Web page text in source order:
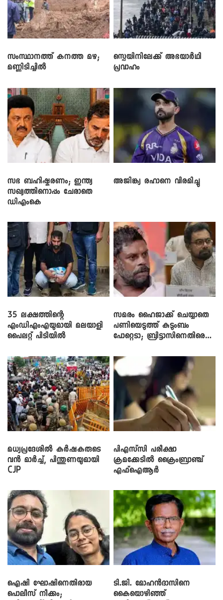
സംസ്ഥാനത്ത് കനത്ത മഴ;
മണ്ണിടിച്ചിൽ
സ്പെയിനിലേക്ക് അഭയാർഥി
പ്രവാഹം
സഭ ബഹിഷ്കരണം; ഇന്ത്യ
സഖ്യത്തിനൊപ്പം ചേരാതെ
ഡിഎംകെ
അജിങ്ക്യ രഹാനെ വിരമിച്ചു
35 ലക്ഷത്തിന്റെ
എംഡിഎംഎയുമായി മലയാളി
പൈലറ്റ് പിടിയിൽ
സമരം ഹൈജാക്ക് ചെയ്യാതെ
പണിയെടുത്ത് കുടുംബം
പോറ്റെടാ; ബ്രിട്ടാസിനെതിരെ
മധ്യപ്രദേശിൽ കർഷകരുടെ
വൻ മാർച്ച്, പിന്തുണയുമായി
CJP
പിഎസ്‌സി പരീക്ഷാ
ക്രമക്കേ‌ടിൽ ക്രൈംബ്രാഞ്ച്
എഫ്ഐആർ
ഐഷി ഘോഷിനെതിരായ
പൊലീസ് നീക്കം;
ടി.ജി. മോഹൻദാസിനെ
കൈയൊഴിഞ്ഞ്